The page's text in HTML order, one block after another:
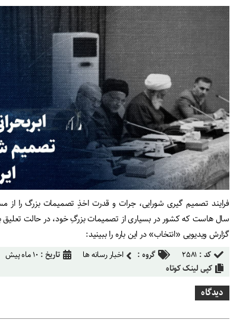
فرایند تصمیم گیری شورایی، جرات و قدرت اخذِ تصمیمات بزرگ را از
سال هاست که کشور در بسیاری از تصمیمات بزرگِ خود، در حالت تعلیق
گزارش ویدیویی «انتخاب» در این باره را ببینید:
کد : ۲۵۸۱ گروه : اخبار رسانه ها تاریخ : ۱۰ ماه پیش
کپی لینک کوتاه
دیدگاه